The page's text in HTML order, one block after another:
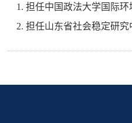
1. 担任中国政法大学国际环
2. 担任山东省社会稳定研究